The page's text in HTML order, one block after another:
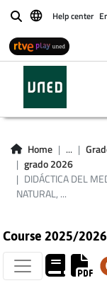
BuscarHelp center
Home ...
grado 2026
DIDÁCTICA DEL
NATURAL, ...
EN
Course 2025/2026